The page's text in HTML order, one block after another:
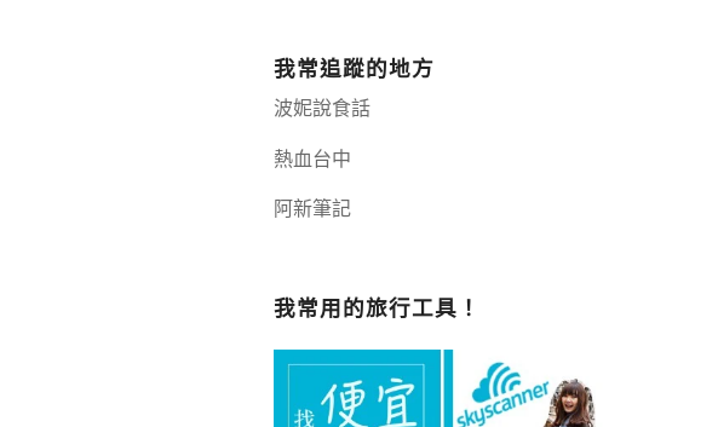
我常追蹤的地方
波妮說食話
熱血台中
阿新筆記嘉義+1 | 嘉義加一
我常用的旅行工具！